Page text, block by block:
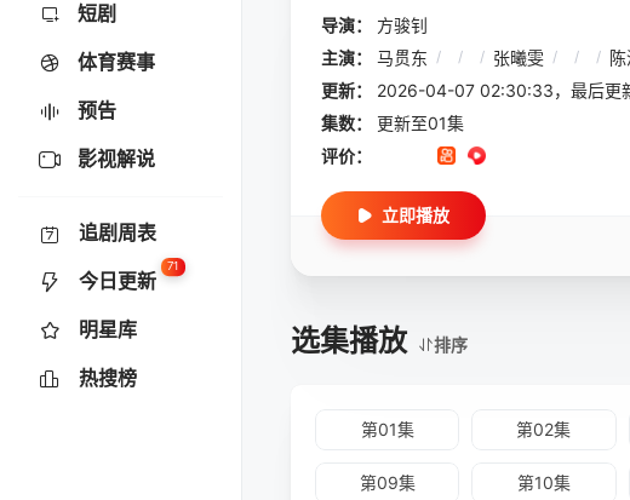
短剧
体育赛事
预告
影视解说
追剧周表
今日更新
71
明星库
热搜榜
导演：
方骏钊
主演：
马贯东 / / / 张曦雯 / / /
更新：
2026-04-07 02:30:33，最后更
集数：
更新至01集
评价：
立即播放
选集播放 排序
第01集 第02集
第09集 第10集